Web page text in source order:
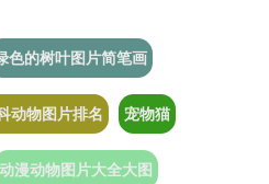
色的树叶图片简笔画
动物图片排名 宠物猫
动漫动物图片大全大图